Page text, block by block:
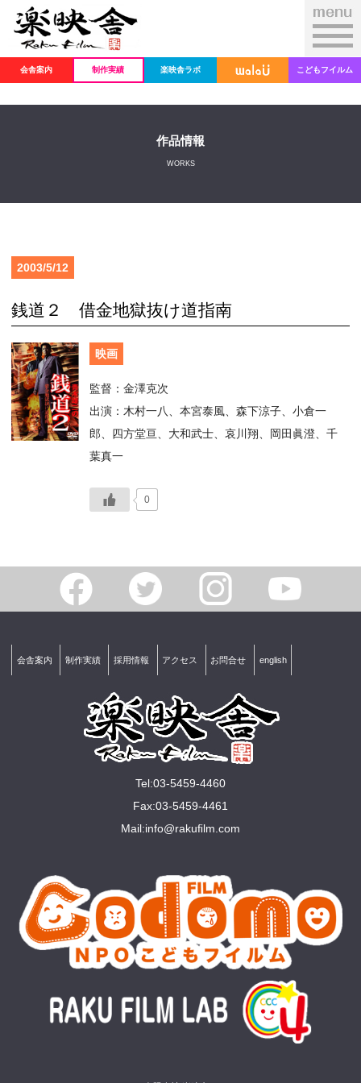
会舎案内 制作実績 楽映舎ラボ こどもフイルム
作品情報
WORKS
2003/5/12
銭道２ 借金地獄抜け道指南
映画
監督：金澤克次
出演：木村一八、本宮泰風、森下涼子、小倉一
郎、四方堂亘、大和武士、哀川翔、岡田眞澄、千
葉真一
0
会舎案内 制作実績 採用情報 アクセス お問合せ english
Tel:03-5459-4460
Fax:03-5459-4461
Mail:info@rakuﬁlm.com